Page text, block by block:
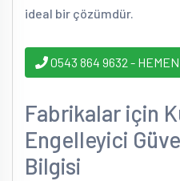
ideal bir çözümdür.
0543 864 9632 -
Fabrikalar için
Engelleyici
Bilgisi